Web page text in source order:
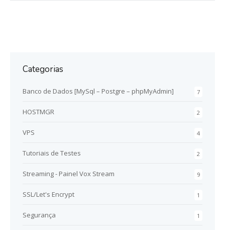
Categorias
7
Banco de Dados [MySql – Postgre – phpMyAdmin]
2
HOSTMGR
4
VPS
2
Tutoriais de Testes
9
Streaming - Painel Vox Stream
1
SSL/Let's Encrypt
1
Segurança